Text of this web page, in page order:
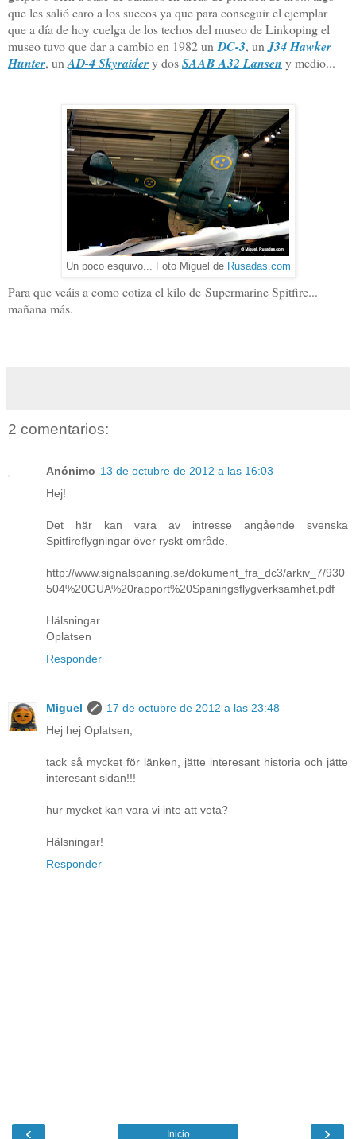
que les salió caro a los suecos ya que para conseguir el ejemplar
que a día de hoy cuelga de los techos del museo de Linkoping el
museo tuvo que dar a cambio en 1982 unDC-3, unJ34 Hawker
Hunter, unAD-4 Skyraidery dosSAAB A32 Lansen y medio...
Un poco esquivo... Foto Miguel de Rusadas.com
Para que veáis a como cotiza el kilo de Supermarine Spitfire...
mañana más.
2 comentarios:
Anónimo 13 de octubre de 2012 a las 16:03
Hej!
Det här kan vara av intresse angående svenska
Spitfireflygningar över ryskt område.
http://www.signalspaning.se/dokument_fra_dc3/arkiv_7/930
504%20GUA%20rapport%20Spaningsflygverksamhet.pdf
Hälsningar
Oplatsen
Responder
Miguel
17 de octubre de 2012 a las 23:48
Hej hej Oplatsen,
tack så mycket för länken, jätte interesant historia och jätte
interesant sidan!!!
hur mycket kan vara vi inte att veta?
Hälsningar!
Responder
‹ ›
Inicio